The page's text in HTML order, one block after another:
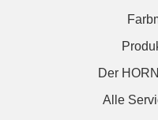
Der
Alle